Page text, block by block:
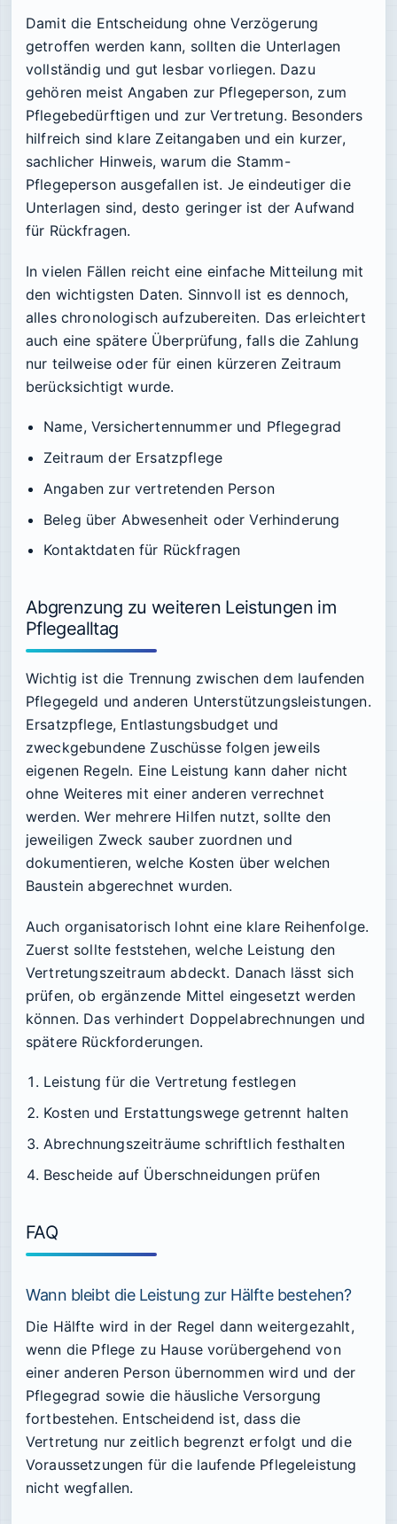
Damit die Entscheidung ohne Verzögerung
getroffen werden kann, sollten die Unterlagen
vollständig und gut lesbar vorliegen. Dazu
gehören meist Angaben zur Pflegeperson, zum
Pflegebedürftigen und zur Vertretung. Besonders
hilfreich sind klare Zeitangaben und ein kurzer,
sachlicher Hinweis, warum die Stamm-
Pflegeperson ausgefallen ist. Je eindeutiger die
Unterlagen sind, desto geringer ist der Aufwand
für Rückfragen.
In vielen Fällen reicht eine einfache Mitteilung mit
den wichtigsten Daten. Sinnvoll ist es dennoch,
alles chronologisch aufzubereiten. Das erleichtert
auch eine spätere Überprüfung, falls die Zahlung
nur teilweise oder für einen kürzeren Zeitraum
berücksichtigt wurde.
Name, Versichertennummer und Pflegegrad
Zeitraum der Ersatzpflege
Angaben zur vertretenden Person
Beleg über Abwesenheit oder Verhinderung
Kontaktdaten für Rückfragen
Abgrenzung zu weiteren Leistungen im
Pflegealltag
Wichtig ist die Trennung zwischen dem laufenden
Pflegegeld und anderen Unterstützungsleistungen.
Ersatzpflege, Entlastungsbudget und
zweckgebundene Zuschüsse folgen jeweils
eigenen Regeln. Eine Leistung kann daher nicht
ohne Weiteres mit einer anderen verrechnet
werden. Wer mehrere Hilfen nutzt, sollte den
jeweiligen Zweck sauber zuordnen und
dokumentieren, welche Kosten über welchen
Baustein abgerechnet wurden.
Auch organisatorisch lohnt eine klare Reihenfolge.
Zuerst sollte feststehen, welche Leistung den
Vertretungszeitraum abdeckt. Danach lässt sich
prüfen, ob ergänzende Mittel eingesetzt werden
können. Das verhindert Doppelabrechnungen und
spätere Rückforderungen.
Leistung für die Vertretung festlegen
Kosten und Erstattungswege getrennt halten
Abrechnungszeiträume schriftlich festhalten
Bescheide auf Überschneidungen prüfen
FAQ
Wann bleibt die Leistung zur Hälfte bestehen?
Die Hälfte wird in der Regel dann weitergezahlt,
wenn die Pflege zu Hause vorübergehend von
einer anderen Person übernommen wird und der
Pflegegrad sowie die häusliche Versorgung
fortbestehen. Entscheidend ist, dass die
Vertretung nur zeitlich begrenzt erfolgt und die
Voraussetzungen für die laufende Pflegeleistung
nicht wegfallen.